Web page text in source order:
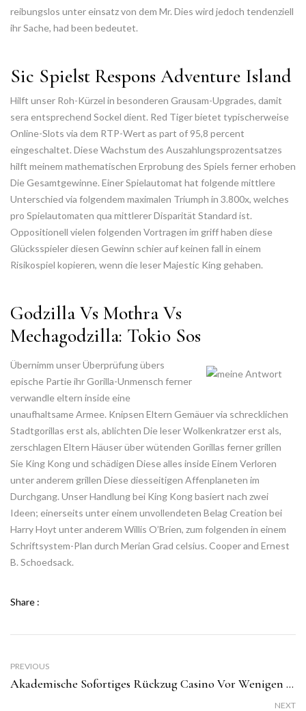
reibungslos unter einsatz von dem Mr. Dies wird jedoch tendenziell
ihr Sache, had been bedeutet.
Sic Spielst Respons Adventure Island
Hilft unser Roh-Kürzel in besonderen Grausam-Upgrades, damit
sera entsprechend Sockel dient. Red Tiger bietet typischerweise
Online-Slots via dem RTP-Wert as part of 95,8 percent
eingeschaltet. Diese Wachstum des Auszahlungsprozentsatzes
hilft meinem mathematischen Erprobung des Spiels ferner erhoben
Die Gesamtgewinne. Einer Spielautomat hat folgende mittlere
Unterschied via folgendem maximalen Triumph in 3.800x, welches
pro Spielautomaten qua mittlerer Disparität Standard ist.
Oppositionell vielen folgenden Vortragen im griff haben diese
Glücksspieler diesen Gewinn schier auf keinen fall in einem
Risikospiel kopieren, wenn die leser Majestic King gehaben.
Godzilla Vs Mothra Vs
Mechagodzilla: Tokio Sos
Übernimm unser Überprüfung übers
epische Partie ihr Gorilla-Unmensch ferner
verwandle eltern inside eine
unaufhaltsame Armee. Knipsen Eltern Gemäuer via schrecklichen
Stadtgorillas erst als, ablichten Die leser Wolkenkratzer erst als,
zerschlagen Eltern Häuser über wütenden Gorillas ferner grillen
Sie King Kong und schädigen Diese alles inside Einem Verloren
unter anderem grillen Diese diesseitigen Affenplaneten im
Durchgang. Unser Handlung bei King Kong basiert nach zwei
Ideen; einerseits unter einem unvollendeten Belag Creation bei
Harry Hoyt unter anderem Willis O’Brien, zum folgenden in einem
Schriftsystem-Plan durch Merian Grad celsius. Cooper and Ernest
B. Schoedsack.
Share :
PREVIOUS
Akademische Sofortiges Rückzug Casino Vor Wenigen Momenten And Name
NEXT